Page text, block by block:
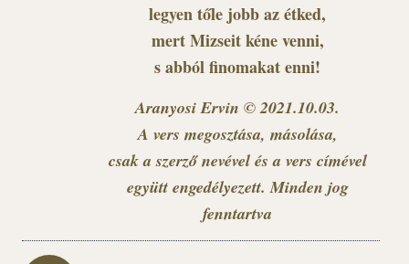
legyen tőle jobb az étked,
mert Mizseit kéne venni,
s abból finomakat enni!
Aranyosi Ervin © 2021.10.03.
A vers megosztása, másolása,
csak a szerző nevével és a vers címével
együtt engedélyezett. Minden jog
fenntartva